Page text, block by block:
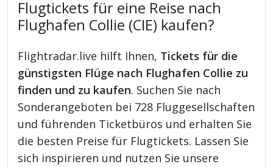
Flugtickets für eine Reise nach
Flughafen Collie (CIE) kaufen?
Flightradar.live hilft Ihnen, Tickets für die
günstigsten Flüge nach Flughafen Collie zu
finden und zu kaufen. Suchen Sie nach
Sonderangeboten bei 728 Fluggesellschaften
und führenden Ticketbüros und erhalten Sie
die besten Preise für Flugtickets. Lassen Sie
sich inspirieren und nutzen Sie unsere